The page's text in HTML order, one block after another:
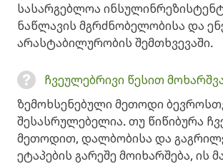
სასარგებლოა
ნაწლავის მგრძნობელობისა და
არასტაბილურობის შემთხვევაში.
ჩვეულებრივი წესით
ზემოხსენებული მეთოდი
შესასრულებელია. თუ წიწიბურა
მეთოდით, დალბობისა და
ეტაპების გარეშე მოიხარშება, ის